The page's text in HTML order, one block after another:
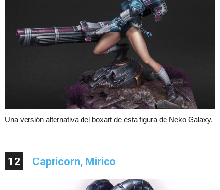
Una versión alternativa del boxart de esta figura de Neko Galaxy.
12 Capricorn, Mirico